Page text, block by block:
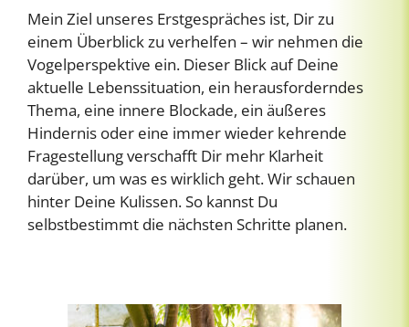
Mein Ziel unseres Erstgespräches ist, Dir zu
einem Überblick zu verhelfen – wir nehmen die
Vogelperspektive ein. Dieser Blick auf Deine
aktuelle Lebenssituation, ein herausforderndes
Thema, eine innere Blockade, ein äußeres
Hindernis oder eine immer wieder kehrende
Fragestellung verschafft Dir mehr Klarheit
darüber, um was es wirklich geht. Wir schauen
hinter Deine Kulissen. So kannst Du
selbstbestimmt die nächsten Schritte planen.